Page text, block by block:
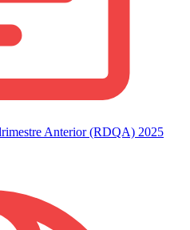
Anterior (RDQA) 2025